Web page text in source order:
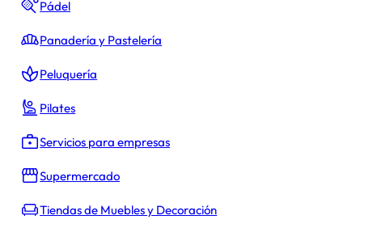
Pádel
Panadería y Pastelería
Peluquería
Pilates
Servicios para empresas
Supermercado
Tiendas de Muebles y Decoración